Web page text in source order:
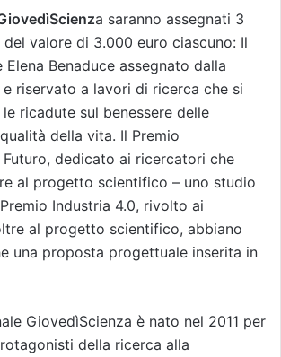
a saranno assegnati 3
valore di 3.000 euro ciascuno: Il
Elena Benaduce assegnato dalla
riservato a lavori di ricerca che si
ricadute sul benessere delle
della vita. Il Premio
Futuro, dedicato ai ricercatori che
al progetto scientifico – uno studio
Industria 4.0, rivolto ai
al progetto scientifico, abbiano
una proposta progettuale inserita in
GiovedìScienza è nato nel 2011 per
della ricerca alla